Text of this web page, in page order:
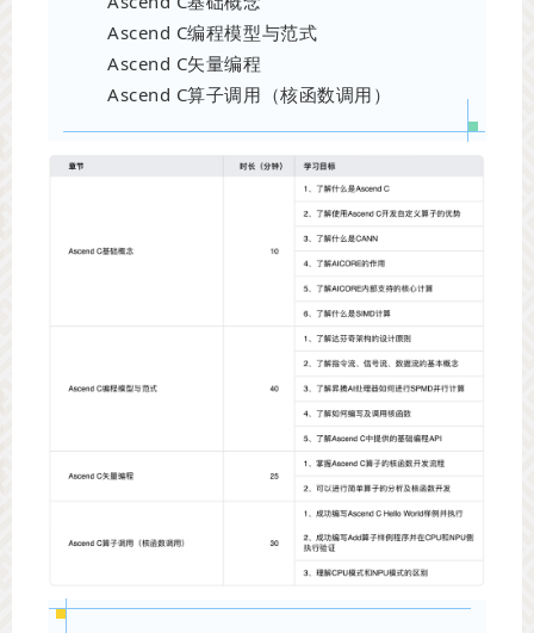
Ascend C编程模型与范式
Ascend C矢量编程
Ascend C算子调用（核函数调用）